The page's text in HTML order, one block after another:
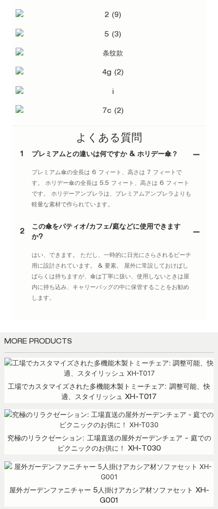
よくある質問
1 プレミアムとの違いは何ですか & ホリデー傘？
プレミアム傘の全長は 6 フィート、高さは 7 フィートで
す。 ホリデー傘の全長は 5.5 フィート、高さは 6 フィート
です。 ホリデーアンブレラは、プレミアムアンブレラよりも
軽量な素材で作られています。
2
この傘をパティオ/カフェ/庭などに使用できます
か?
はい、できます。 ただし、一時的に日光にさらされるビーチ
用に設計されています。 & 要素。 屋外に常設しておけばし
ばらくは持ちますが、傘は丁寧に扱い、使用しないときは屋
内に持ち込み、キャリーバッグの中に保管することをお勧め
します。
MORE PRODUCTS
工場でカスタマイズされた多機能木製トミーチェア: 調整可能、快
適、スタイリッシュ XH-T017
究極のリラクゼーション: 工場直送の屋外ガーデンチェア - 庭での
ピクニックのお供に！ XH-T030
屋外ガーデンファニチャー 5人掛けアカシア材ソファセット XH-
G001